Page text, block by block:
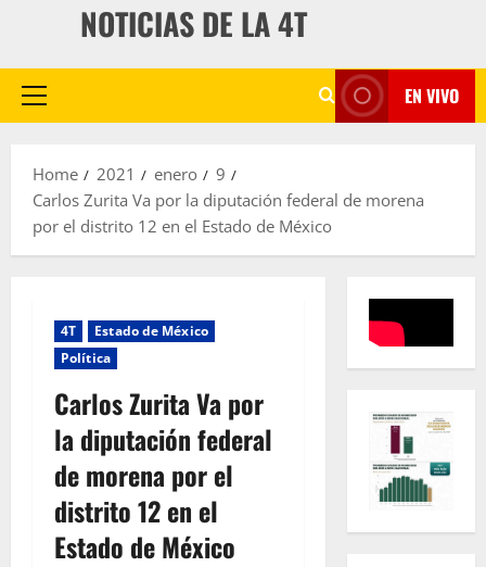
NOTICIAS DE LA 4T
Primary
EN VIVO
Home 2021 enero
9
Carlos Zurita Va por la diputación federal de morena
por el distrito 12 en el Estado de México
4T
Estado de México
Política
Carlos Zurita Va por
la diputación federal
de morena por el
distrito 12 en el
Estado de México